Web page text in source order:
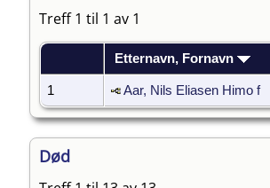
Treff 1 til 1 av 1
Etternavn, Fornavn
1 Aar, Nils Eliasen Himo f
Død